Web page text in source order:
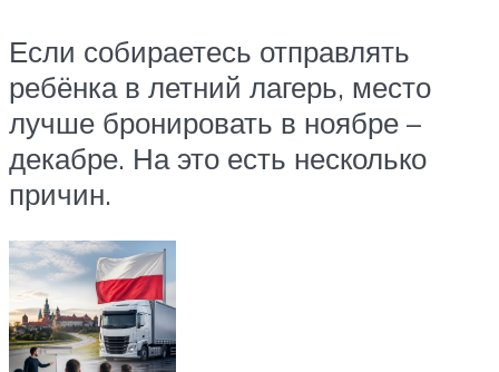
Если собираетесь отправлять
ребёнка в летний лагерь, место
лучше бронировать в ноябре –
декабре. На это есть несколько
причин.